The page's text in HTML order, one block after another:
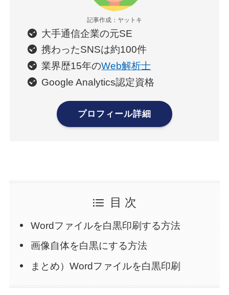
記事作成：ヤットキ
大手通信企業の元SE
携わったSNSは約100件
業界歴15年のWeb解析士
Google Analytics認定資格
プロフィール詳細
目 次
Wordファイルを白黒印刷する方法
画像自体を白黒にする方法
まとめ）Wordファイルを白黒印刷